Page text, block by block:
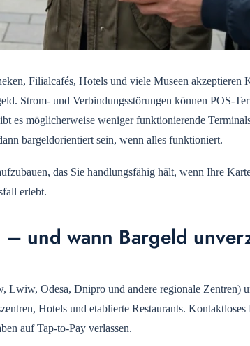
Filialcafés, Hotels und viele Museen akzeptieren
Strom- und Verbindungsstörungen können POS-
es möglicherweise weniger funktionierende
bargeldorientiert sein, wenn alles funktioniert.
das Sie handlungsfähig hält, wenn Ihre
erlebt.
und wann Bargeld
Lwiw, Odesa, Dnipro und andere regionale Zentren)
Hotels und etablierte Restaurants.
auf Tap-to-Pay verlassen.